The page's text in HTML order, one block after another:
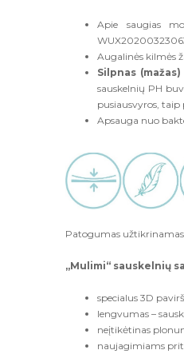
Apie saugias
Augalinės kilmės
Silpnas
sauskelnių PH
pusiausvyros,
Apsauga nuo
Patogumas
„Mulimi“ sauskelnių
specialus 3D
lengvumas –
neįtikėtinas
naujagimiams